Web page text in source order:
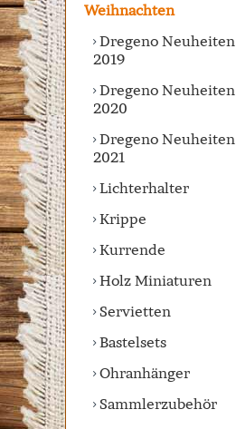
Weihnachten
Dregeno Neuheiten
2019
Dregeno Neuheiten
2020
Dregeno Neuheiten
2021
Lichterhalter
Krippe
Kurrende
Holz Miniaturen
Servietten
Bastelsets
Ohranhänger
Sammlerzubehör